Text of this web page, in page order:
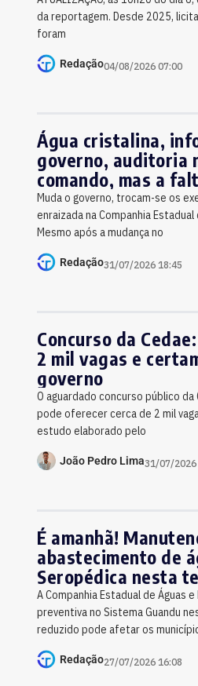
da reportagem. Desde 2025,
foram
Redação04/08/2026 07:00
Água cristalina,
governo, auditoria
comando, mas a
mesma
Muda o governo, trocam-se os
enraizada na Companhia
Mesmo após a mudança no
Redação31/07/2026 18:45
Concurso da
2 mil vagas e
governo
O aguardado concurso público da
pode oferecer cerca de 2 mil
estudo elaborado pelo
João Pedro Lima31/07/2026
É amanhã!
abastecimento de
Seropédica nesta
A Companhia Estadual de Águas
preventiva no Sistema Guandu
reduzido pode afetar os
Redação27/07/2026 16:08